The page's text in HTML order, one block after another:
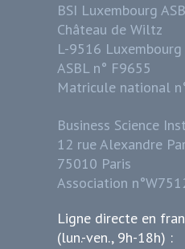
BSI Luxembourg
Château de Wiltz
L-9516 Luxembourg
ASBL n° F9655
Matricule national
Business Science
12 rue Alexandre
75010 Paris
Association
Ligne directe en
(lun.-ven., 9h-18h) :